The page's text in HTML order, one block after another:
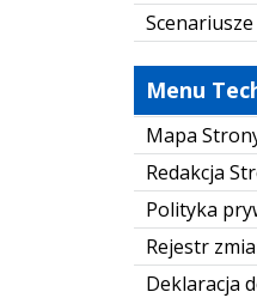
Menu
Mapa
Redakcja
Polityka
Rejestr
Deklaracja